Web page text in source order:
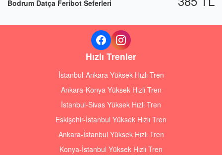
Bodrum Datça Feribot Seferleri
Hızlı Trenler
İstanbul-Ankara Yüksek Hızlı Tren
Ankara-Konya Yüksek Hızlı Tren
İstanbul-Sivas Yüksek Hızlı Tren
Eskişehir-İstanbul Yüksek Hızlı Tren
Ankara-İstanbul Yüksek Hızlı Tren
Konya-İstanbul Yüksek Hızlı Tren